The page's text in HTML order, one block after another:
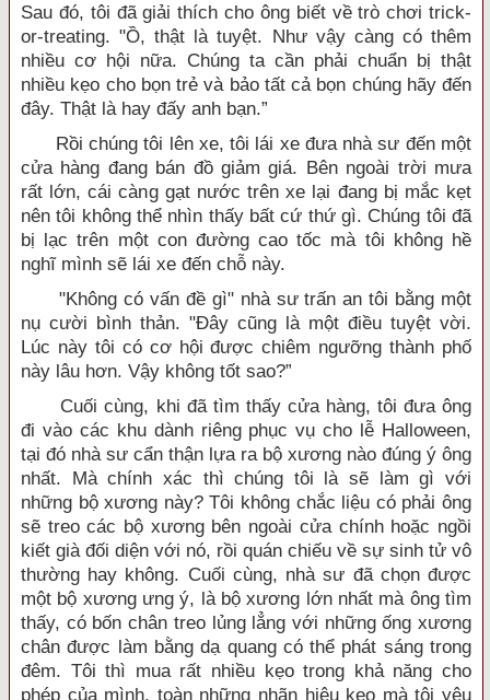
Sau đó, tôi đã giải thích cho ông biết về trò chơi trick-
or-treating. "Ồ, thật là tuyệt. Như vậy càng có thêm
nhiều cơ hội nữa. Chúng ta cần phải chuẩn bị thật
nhiều kẹo cho bọn trẻ và bảo tất cả bọn chúng hãy đến
đây. Thật là hay đấy anh bạn.”
Rồi chúng tôi lên xe, tôi lái xe đưa nhà sư đến một
cửa hàng đang bán đồ giảm giá. Bên ngoài trời mưa
rất lớn, cái càng gạt nước trên xe lại đang bị mắc kẹt
nên tôi không thể nhìn thấy bất cứ thứ gì. Chúng tôi đã
bị lạc trên một con đường cao tốc mà tôi không hề
nghĩ mình sẽ lái xe đến chỗ này.
"Không có vấn đề gì" nhà sư trấn an tôi bằng một
nụ cười bình thản. "Đây cũng là một điều tuyệt vời.
Lúc này tôi có cơ hội được chiêm ngưỡng thành phố
này lâu hơn. Vậy không tốt sao?”
Cuối cùng, khi đã tìm thấy cửa hàng, tôi đưa ông
đi vào các khu dành riêng phục vụ cho lễ Halloween,
tại đó nhà sư cẩn thận lựa ra bộ xương nào đúng ý ông
nhất. Mà chính xác thì chúng tôi là sẽ làm gì với
những bộ xương này? Tôi không chắc liệu có phải ông
sẽ treo các bộ xương bên ngoài cửa chính hoặc ngồi
kiết già đối diện với nó, rồi quán chiếu về sự sinh tử vô
thường hay không. Cuối cùng, nhà sư đã chọn được
một bộ xương ưng ý, là bộ xương lớn nhất mà ông tìm
thấy, có bốn chân treo lủng lẳng với những ống xương
chân được làm bằng dạ quang có thể phát sáng trong
đêm. Tôi thì mua rất nhiều kẹo trong khả năng cho
phép của mình, toàn những nhãn hiệu kẹo mà tôi yêu